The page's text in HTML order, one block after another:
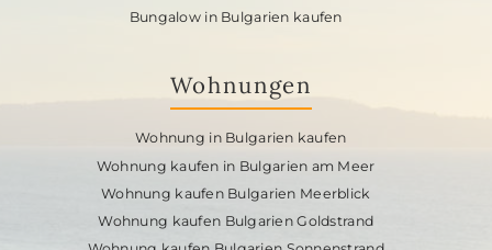
Bungalow in Bulgarien kaufen
Wohnungen
Wohnung in Bulgarien kaufen
Wohnung kaufen in Bulgarien am Meer
Wohnung kaufen Bulgarien Meerblick
Wohnung kaufen Bulgarien Goldstrand